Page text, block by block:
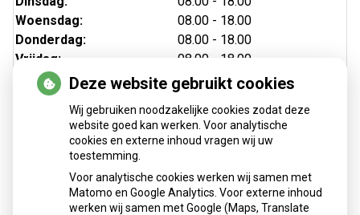
Woensdag:
08.00 - 18.00
Donderdag:
08.00 - 18.00
Vrijdag:
08.00 - 18.00
Herhaalrecepten aanvragen
Deze website gebruikt cookies
Wij gebruiken noodzakelijke cookies zodat deze
website goed kan werken. Voor analytische
cookies en externe inhoud vragen wij uw
toestemming.
Voor analytische cookies werken wij samen met
Matomo en Google Analytics. Voor externe inhoud
werken wij samen met Google (Maps, Translate